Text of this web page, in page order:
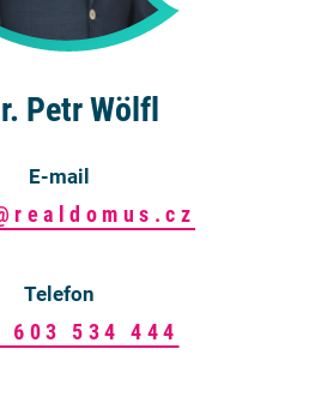
Petr Wölfl
E-mail
Telefon
603 534 444